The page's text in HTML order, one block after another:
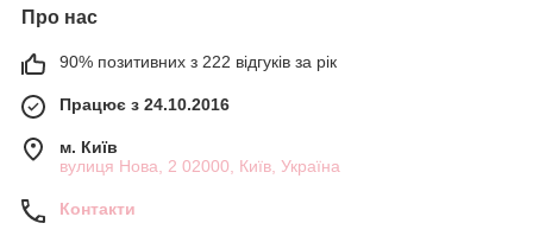
Про нас
90% позитивних з 222 відгуків за рік
Працює з 24.10.2016
м. Київ
вулиця Нова, 2 02000, Київ, Україна
Контакти